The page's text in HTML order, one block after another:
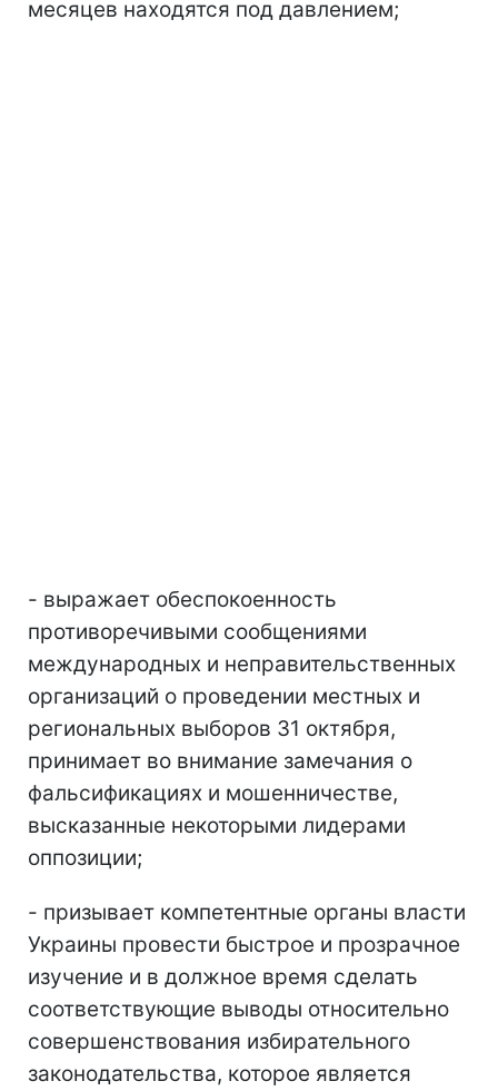
месяцев находятся под давлением;
- выражает обеспокоенность
противоречивыми сообщениями
международных и неправительственных
организаций о проведении местных и
региональных выборов 31 октября,
принимает во внимание замечания о
фальсификациях и мошенничестве,
высказанные некоторыми лидерами
оппозиции;
- призывает компетентные органы власти
Украины провести быстрое и прозрачное
изучение и в должное время сделать
соответствующие выводы относительно
совершенствования избирательного
законодательства, которое является